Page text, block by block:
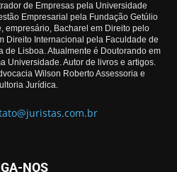
de Empresas pela Universidade
Empresarial pela Fundação Getúlio
empresário, Bacharel em Direito pelo
Direito Internacional pela Faculdade de
de Lisboa. Atualmente é Doutorando em
Universidade. Autor de livros e artigos.
Wilson Roberto Assessoria e
Jurídica.
NOS